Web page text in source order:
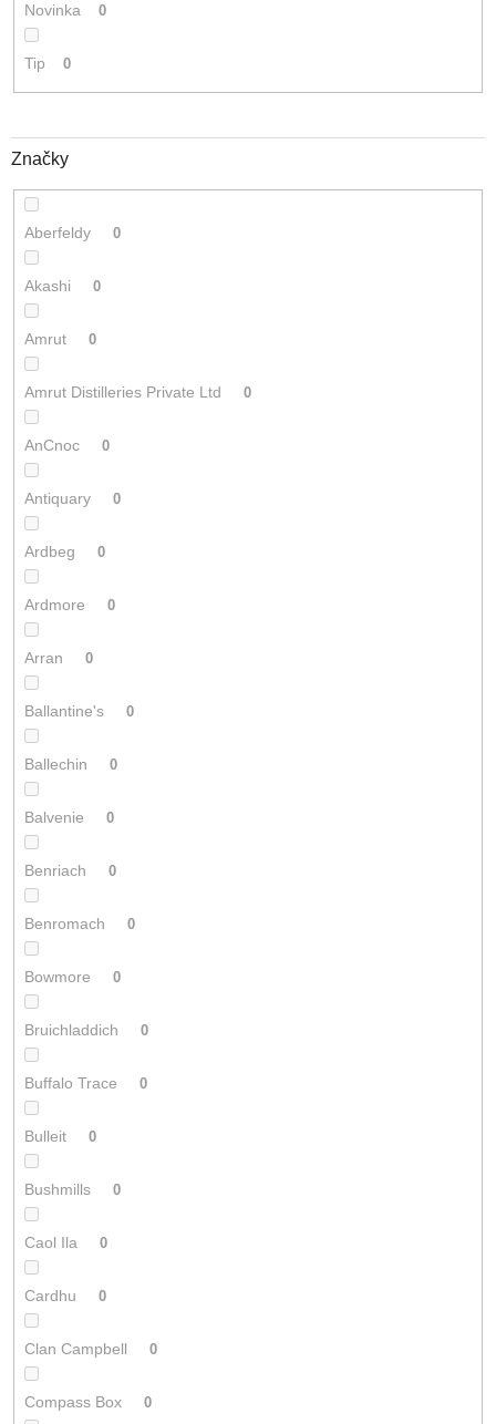
Novinka 0
Tip 0
Značky
Aberfeldy 0
Akashi 0
Amrut 0
Amrut Distilleries Private Ltd 0
AnCnoc 0
Antiquary 0
Ardbeg 0
Ardmore 0
Arran 0
Ballantine's 0
Ballechin 0
Balvenie 0
Benriach 0
Benromach 0
Bowmore 0
Bruichladdich 0
Buffalo Trace 0
Bulleit 0
Bushmills 0
Caol Ila 0
Cardhu 0
Clan Campbell 0
Compass Box 0